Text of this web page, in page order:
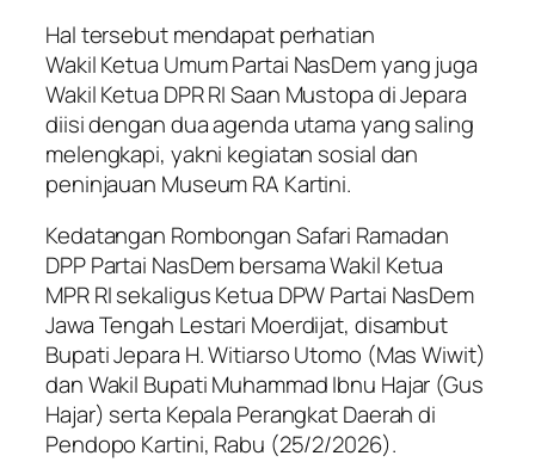
Hal tersebut mendapat perhatian
Wakil Ketua Umum Partai NasDem yang juga
Wakil Ketua DPR RI Saan Mustopa di Jepara
diisi dengan dua agenda utama yang saling
melengkapi, yakni kegiatan sosial dan
peninjauan Museum RA Kartini.
Kedatangan Rombongan Safari Ramadan
DPP Partai NasDem bersama Wakil Ketua
MPR RI sekaligus Ketua DPW Partai NasDem
Jawa Tengah Lestari Moerdijat, disambut
Bupati Jepara H. Witiarso Utomo (Mas Wiwit)
dan Wakil Bupati Muhammad Ibnu Hajar (Gus
Hajar) serta Kepala Perangkat Daerah di
Pendopo Kartini, Rabu (25/2/2026).